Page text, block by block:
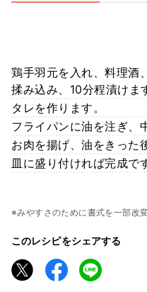
鶏手羽元を入れ、料理酒
揉み込み、10分程漬けま
タレを作ります。
フライパンに油を注ぎ、
お肉を揚げ、油をきった
皿に盛り付ければ完成で
※みやすさのために書式を一部改
このレシピをシェアする